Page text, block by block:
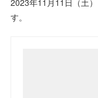
す。